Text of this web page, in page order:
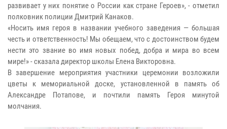
развивает у них понятие о России как стране Героев», - отметил
полковник полиции Дмитрий Канаков.
«Носить имя героя в названии учебного заведения — большая
честь и ответственность! Мы обещаем, что с достоинством будем
нести это звание во имя новых побед, добра и мира во всем
мире!» - сказала директор школы Елена Викторовна.
В завершение мероприятия участники церемонии возложили
цветы к мемориальной доске, установленной в память об
Александре Потапове, и почтили память Героя минутой
молчания.